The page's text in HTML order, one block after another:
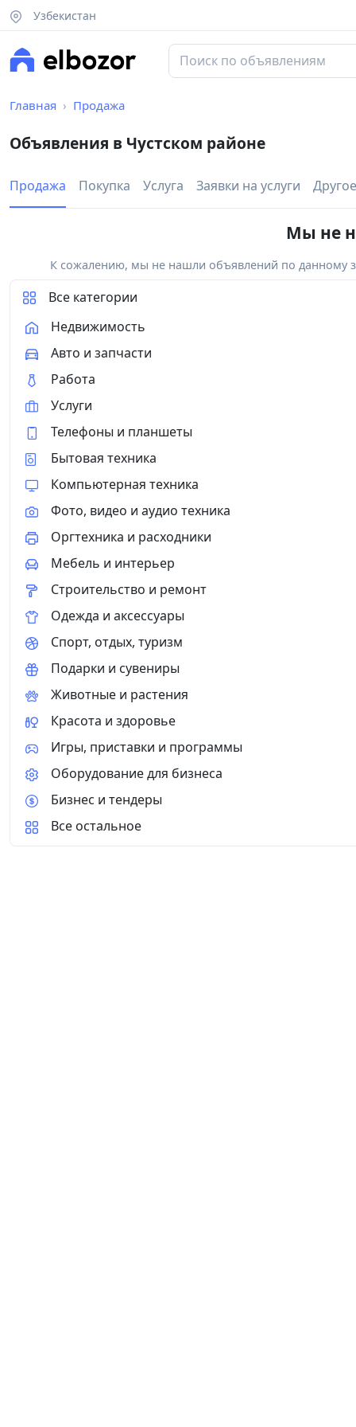
Узбекистан
Главная Продажа
Объявления в Чустском районе
Продажа Покупка Услуга Заявки на услуги Другое
Мы не
К сожалению, мы не нашли объявлений по данному
Все категории
Недвижимость
Авто и запчасти
Работа
Услуги
Телефоны и планшеты
Бытовая техника
Компьютерная техника
Фото, видео и аудио техника
Оргтехника и расходники
Мебель и интерьер
Строительство и ремонт
Одежда и аксессуары
Спорт, отдых, туризм
Подарки и сувениры
Животные и растения
Красота и здоровье
Игры, приставки и программы
Оборудование для бизнеса
Бизнес и тендеры
Все остальное